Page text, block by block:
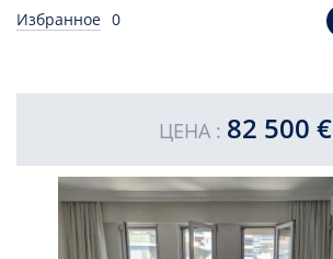
Избранное 0
ЦЕНА : 82 500 €